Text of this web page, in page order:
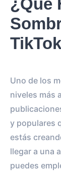
¿Qué
Uno de los
niveles más
y populares
estás
llegar a una
puedes